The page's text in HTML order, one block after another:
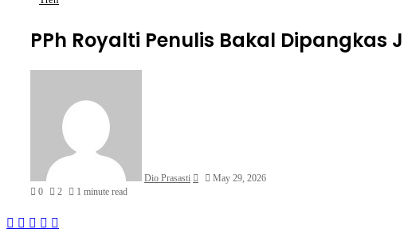
PPh Royalti Penulis Bakal Dipangkas
Dio Prasasti
May 29, 2026
0
2 1 minute read
Facebook
X LinkedIn
WhatsApp